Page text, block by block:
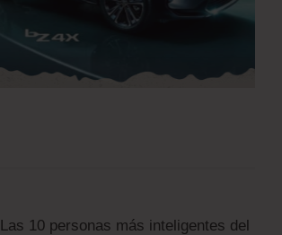
Las 10 personas más inteligentes del